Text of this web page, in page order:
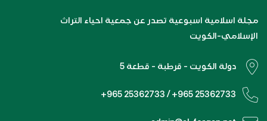
مجلة اسلامية اسبوعية تصدر عن جمعية احياء التراث
الإسلامي-الكويت
دولة الكويت - قرطبة - قطعة 5
+965 25362733 / +965 25362733